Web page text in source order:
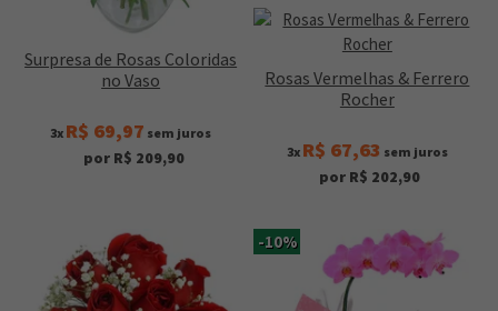
Surpresa de Rosas Coloridas
no Vaso
3x R$ 69,97 sem juros
por R$ 209,90
Rosas Vermelhas & Ferrero
Rocher
3x R$ 67,63 sem juros
por R$ 202,90
-10%